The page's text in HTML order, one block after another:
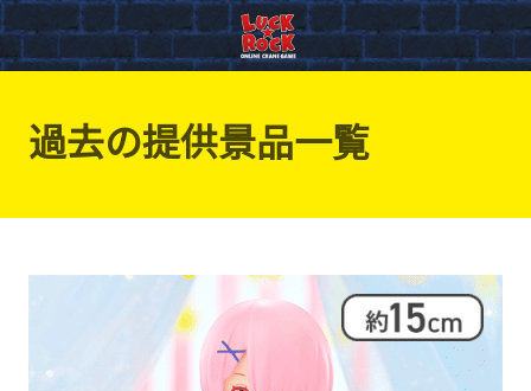
過去の提供景品一覧